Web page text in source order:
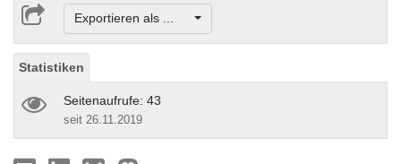
Exportieren als ...
Statistiken
Seitenaufrufe: 43
seit 26.11.2019